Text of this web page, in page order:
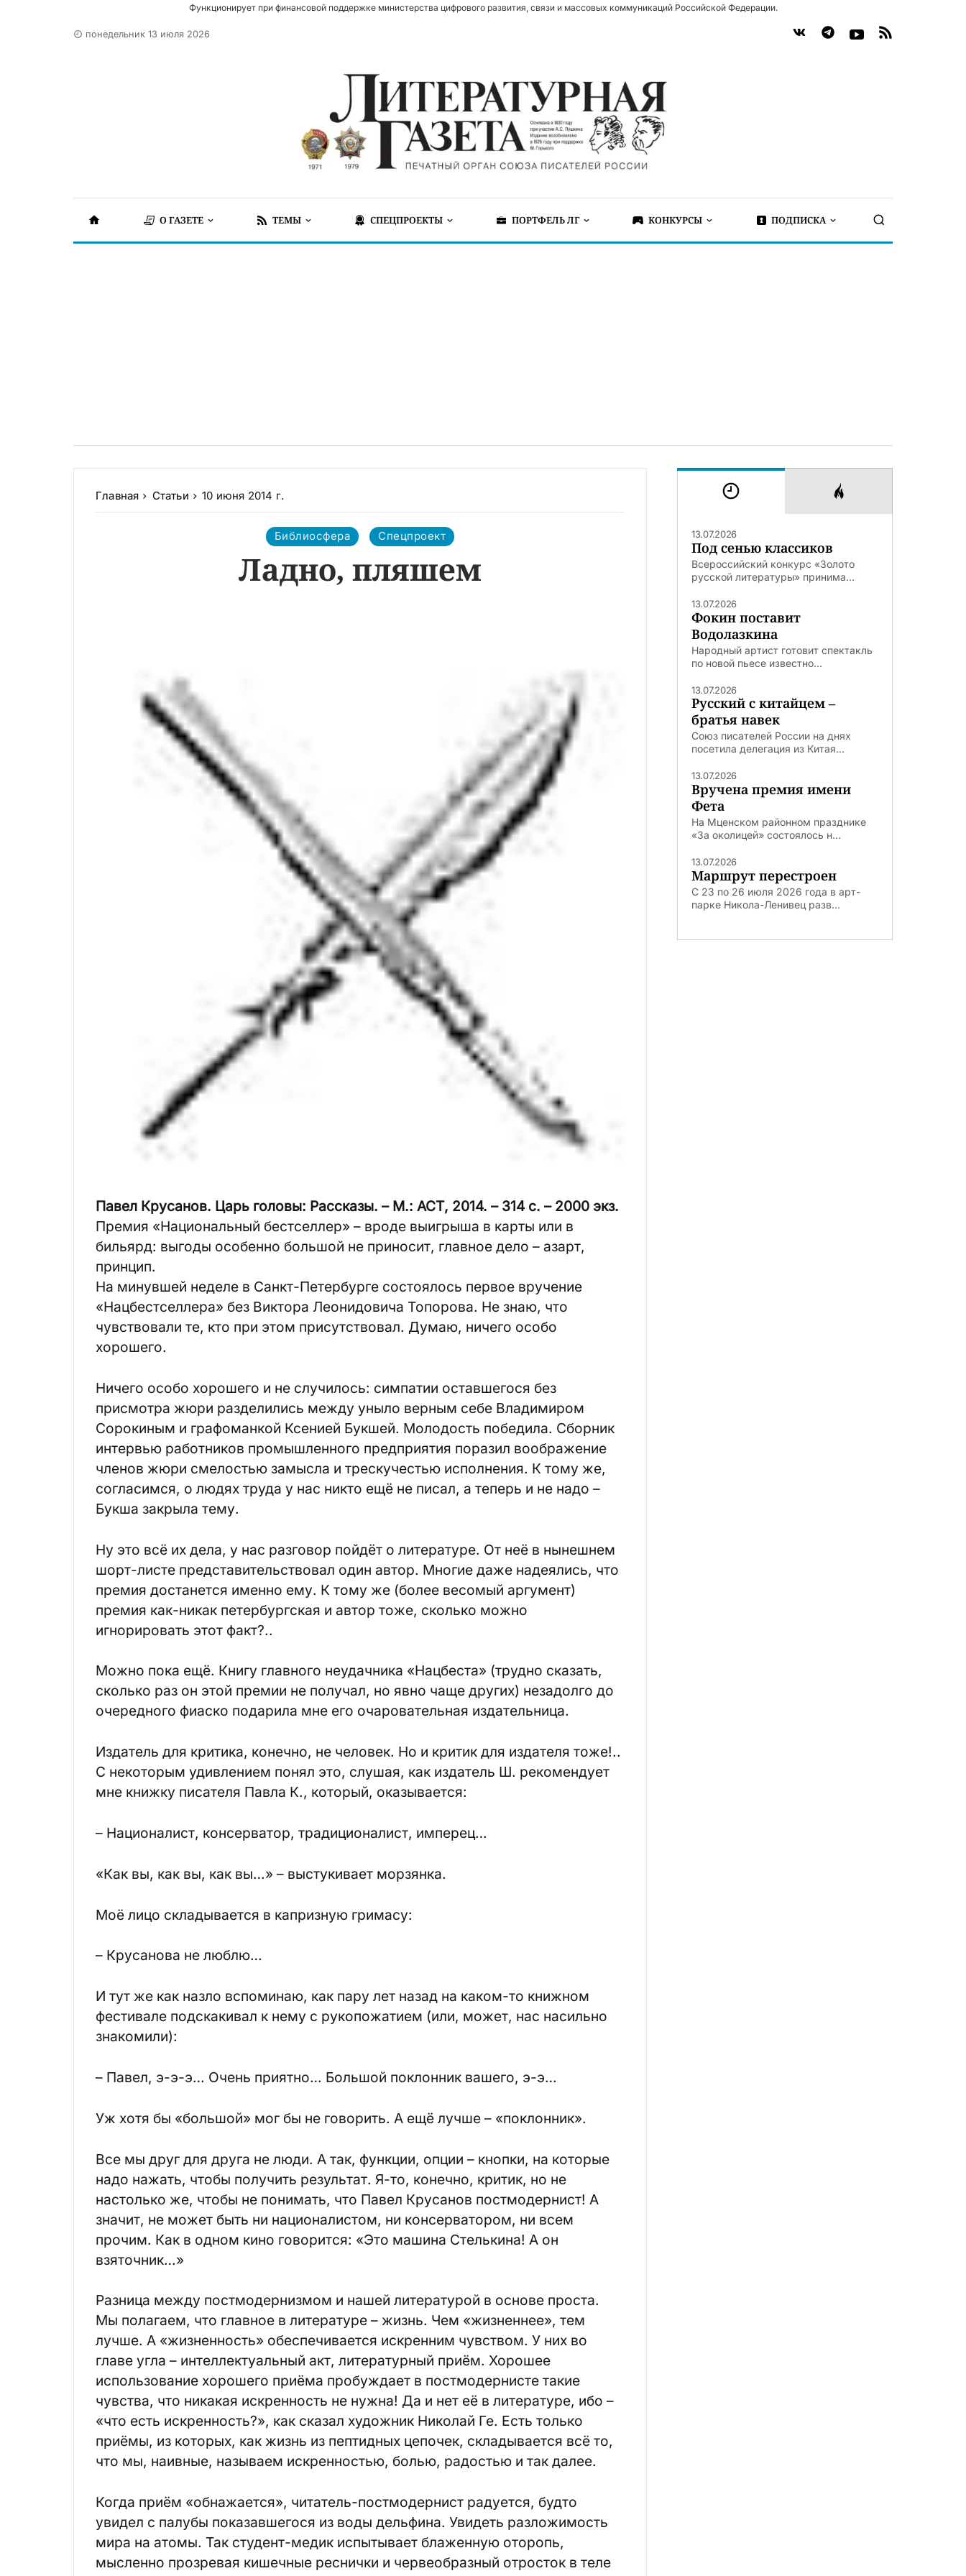
Функционирует при финансовой поддержке министерства цифрового развития, связи и массовых коммуникаций Российской Федерации.
понедельник 13 июля 2026
О ГАЗЕТЕ ТЕМЫ СПЕЦПРОЕКТЫ ПОРТФЕЛЬ ЛГ КОНКУРСЫ ПОДПИСКА
Главная Статьи 10 июня 2014 г.
Библиосфера Спецпроект
Ладно, пляшем
Павел Крусанов. Царь головы: Рассказы. – М.: АСТ, 2014. – 314 с. – 2000 экз.
Премия «Национальный бестселлер» – вроде выигрыша в карты или в
бильярд: выгоды особенно большой не приносит, главное дело – азарт,
принцип.
На минувшей неделе в Санкт-Петербурге состоялось первое вручение
«Нацбестселлера» без Виктора Леонидовича Топорова. Не знаю, что
чувствовали те, кто при этом присутствовал. Думаю, ничего особо
хорошего.
Ничего особо хорошего и не случилось: симпатии оставшегося без
присмотра жюри разделились между уныло верным себе Владимиром
Сорокиным и графоманкой Ксенией Букшей. Молодость победила. Сборник
интервью работников промышленного предприятия поразил воображение
членов жюри смелостью замысла и трескучестью исполнения. К тому же,
согласимся, о людях труда у нас никто ещё не писал, а теперь и не надо –
Букша закрыла тему.
Ну это всё их дела, у нас разговор пойдёт о литературе. От неё в нынешнем
шорт-листе представительствовал один автор. Многие даже надеялись, что
премия достанется именно ему. К тому же (более весомый аргумент)
премия как-никак петербургская и автор тоже, сколько можно
игнорировать этот факт?..
Можно пока ещё. Книгу главного неудачника «Нацбеста» (трудно сказать,
сколько раз он этой премии не получал, но явно чаще других) незадолго до
очередного фиаско подарила мне его очаровательная издательница.
Издатель для критика, конечно, не человек. Но и критик для издателя тоже!..
С некоторым удивлением понял это, слушая, как издатель Ш. рекомендует
мне книжку писателя Павла К., который, оказывается:
– Националист, консерватор, традиционалист, имперец…
«Как вы, как вы, как вы…» – выстукивает морзянка.
Моё лицо складывается в капризную гримасу:
– Крусанова не люблю…
И тут же как назло вспоминаю, как пару лет назад на каком-то книжном
фестивале подскакивал к нему с рукопожатием (или, может, нас насильно
знакомили):
– Павел, э-э-э… Очень приятно… Большой поклонник вашего, э-э…
Уж хотя бы «большой» мог бы не говорить. А ещё лучше – «поклонник».
Все мы друг для друга не люди. А так, функции, опции – кнопки, на которые
надо нажать, чтобы получить результат. Я-то, конечно, критик, но не
настолько же, чтобы не понимать, что Павел Крусанов пост­модернист! А
значит, не может быть ни националистом, ни консерватором, ни всем
прочим. Как в одном кино говорится: «Это машина Стелькина! А он
взяточник…»
Разница между постмодернизмом и нашей литературой в основе проста.
Мы полагаем, что главное в литературе – жизнь. Чем «жизненнее», тем
лучше. А «жизненность» обеспечивается искренним чувством. У них во
главе угла – интеллектуальный акт, литературный приём. Хорошее
использование хорошего приёма пробуждает в постмодернисте такие
чувства, что никакая искренность не нужна! Да и нет её в литературе, ибо –
«что есть искренность?», как сказал художник Николай Ге. Есть только
приёмы, из которых, как жизнь из пептидных цепочек, складывается всё то,
что мы, наивные, называем искренностью, болью, радостью и так далее.
Когда приём «обнажается», читатель-постмодернист радуется, будто
увидел с палубы показавшегося из воды дельфина. Увидеть разложимость
мира на атомы. Так студент-медик испытывает блаженную оторопь,
мысленно прозревая кишечные реснички и червеобразный отросток в теле
13.07.2026
Под сенью классиков
Всероссийский конкурс «Золото
русской литературы» принима...
13.07.2026
Фокин поставит
Водолазкина
Народный артист готовит спектакль
по новой пьесе известно...
13.07.2026
Русский с китайцем –
братья навек
Союз писателей России на днях
посетила делегация из Китая...
13.07.2026
Вручена премия имени
Фета
На Мценском районном празднике
«За околицей» состоялось н...
13.07.2026
Маршрут перестроен
С 23 по 26 июля 2026 года в арт-
парке Никола-Ленивец разв...